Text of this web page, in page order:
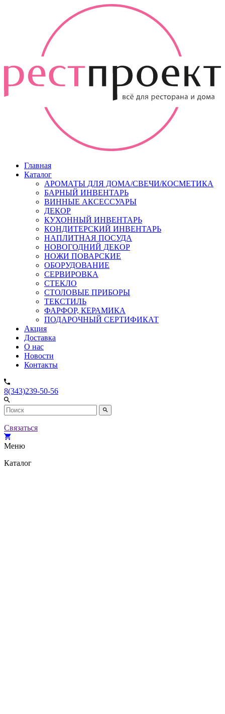
Главная
Каталог
АРОМАТЫ ДЛЯ ДОМА/СВЕЧИ/КОСМЕТИКА
БАРНЫЙ ИНВЕНТАРЬ
ВИННЫЕ АКСЕССУАРЫ
ДЕКОР
КУХОННЫЙ ИНВЕНТАРЬ
КОНДИТЕРСКИЙ ИНВЕНТАРЬ
НАПЛИТНАЯ ПОСУДА
НОВОГОДНИЙ ДЕКОР
НОЖИ ПОВАРСКИЕ
ОБОРУДОВАНИЕ
СЕРВИРОВКА
СТЕКЛО
СТОЛОВЫЕ ПРИБОРЫ
ТЕКСТИЛЬ
ФАРФОР, КЕРАМИКА
ПОДАРОЧНЫЙ СЕРТИФИКАТ
Акция
Доставка
О нас
Новости
Контакты
8(343)239-50-56
Связаться
Меню
Каталог